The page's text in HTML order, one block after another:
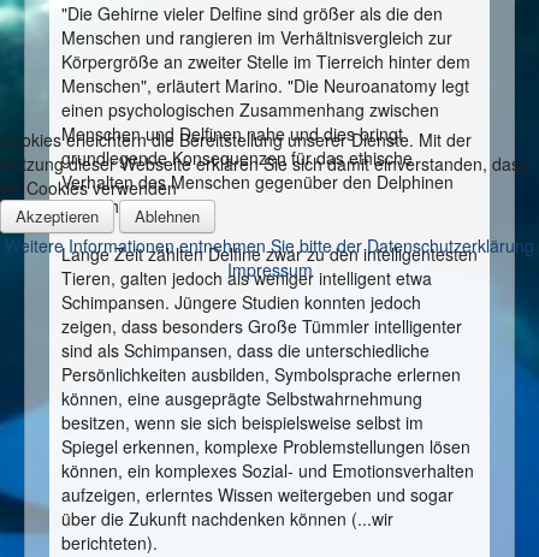
"Die Gehirne vieler Delfine sind größer als die den
Menschen und rangieren im Verhältnisvergleich zur
Körpergröße an zweiter Stelle im Tierreich hinter dem
Menschen", erläutert Marino. "Die Neuroanatomy legt
einen psychologischen Zusammenhang zwischen
Menschen und Delfinen nahe und dies bringt
grundlegende Konsequenzen für das ethische
Verhalten des Menschen gegenüber den Delphinen
mit sich."
Lange Zeit zählten Delfine zwar zu den intelligentesten
Tieren, galten jedoch als weniger intelligent etwa
Schimpansen. Jüngere Studien konnten jedoch
zeigen, dass besonders Große Tümmler intelligenter
sind als Schimpansen, dass die unterschiedliche
Persönlichkeiten ausbilden, Symbolsprache erlernen
können, eine ausgeprägte Selbstwahrnehmung
besitzen, wenn sie sich beispielsweise selbst im
Spiegel erkennen, komplexe Problemstellungen lösen
können, ein komplexes Sozial- und Emotionsverhalten
aufzeigen, erlerntes Wissen weitergeben und sogar
über die Zukunft nachdenken können (...wir
berichteten).
Cookies erleichtern die Bereitstellung unserer Dienste. Mit der
Nutzung dieser Webseite erklären Sie sich damit einverstanden, dass
wir Cookies verwenden
Akzeptieren Ablehnen
Weitere Informationen entnehmen Sie bitte der Datenschutzerklärung
Impressum